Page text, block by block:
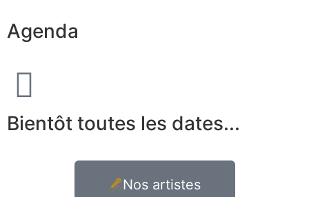
Agenda
Bientôt toutes les dates...
Nos artistes